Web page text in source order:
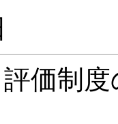
評価制